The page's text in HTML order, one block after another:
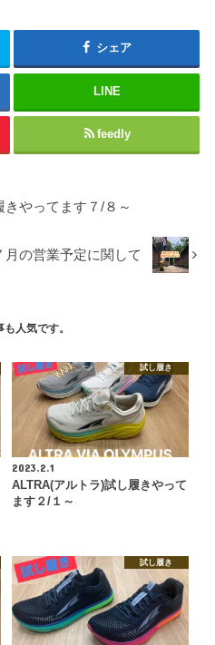
シェア
LINE
feedly
きやってます７/８～
月の営業予定に関して
人気です。
試し履き
2023.2.1
ALTRA(アルトラ)試し履きやって
ます２/１～
試し履き